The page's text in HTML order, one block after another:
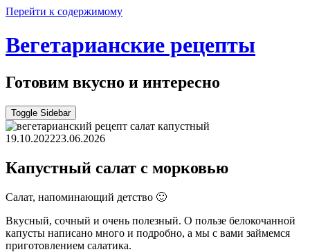
Перейти к содержимому
Вегетарианские рецепты
Готовим вкусно и интересно
Toggle Sidebar
19.10.202223.06.2026
Капустный салат с морковью
Салат, напоминающий детство 🙂
Вкусный, сочный и очень полезный. О пользе белокочанной
капусты написано много и подробно, а мы с вами займемся
приготовлением салатика.